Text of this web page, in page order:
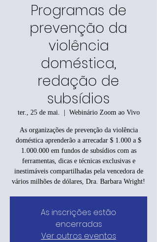
Programas de
prevenção da
violência
doméstica,
redação de
subsídios
ter., 25 de mai.
  |
Webinário Zoom ao Vivo
As organizações de prevenção da violência
doméstica aprenderão a arrecadar $ 1.000 a $
1.000.000 em fundos de subsídios com as
ferramentas, dicas e técnicas exclusivas e
inestimáveis compartilhadas pela vencedora de
vários milhões de dólares, Dra. Barbara Wright!
As inscrições estão
encerradas
Ver outros eventos